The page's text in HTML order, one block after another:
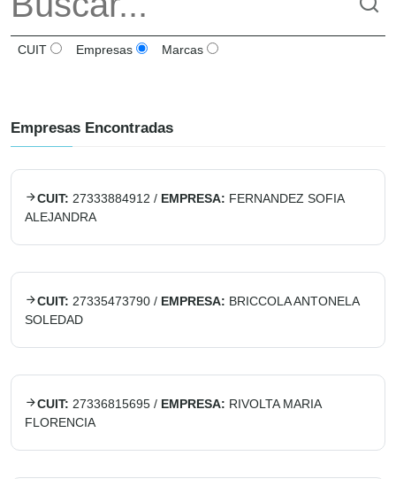
CUIT Empresas Marcas
Empresas Encontradas
CUIT: 27333884912 / EMPRESA: FERNANDEZ SOFIA
ALEJANDRA
CUIT: 27335473790 / EMPRESA: BRICCOLA ANTONELA
SOLEDAD
CUIT: 27336815695 / EMPRESA: RIVOLTA MARIA
FLORENCIA